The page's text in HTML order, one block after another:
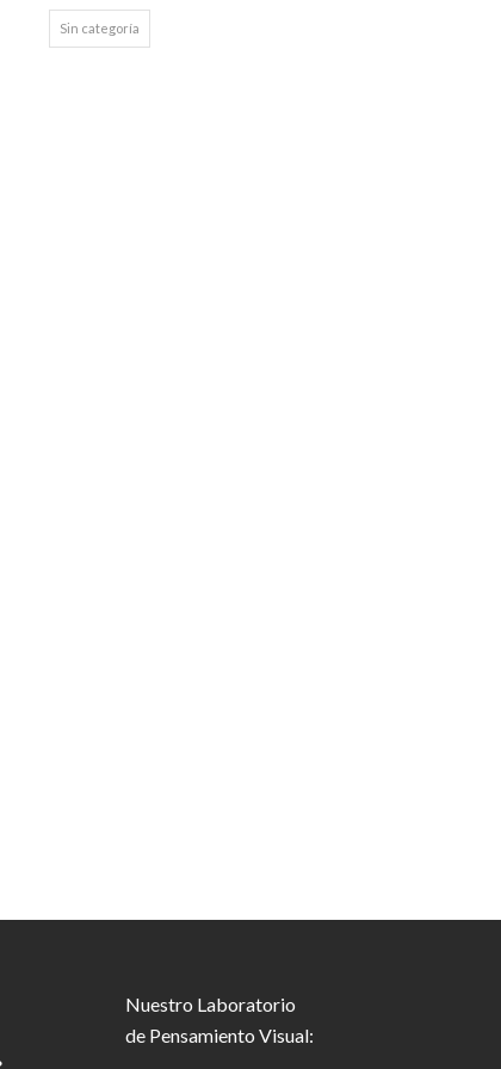
Sin categoría
Nuestro Laboratorio
de Pensamiento Visual: